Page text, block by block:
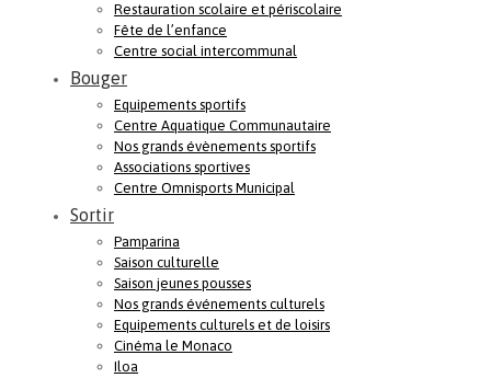
Restauration scolaire et périscolaire
Fête de l’enfance
Centre social intercommunal
Bouger
Equipements sportifs
Centre Aquatique Communautaire
Nos grands évènements sportifs
Associations sportives
Centre Omnisports Municipal
Sortir
Pamparina
Saison culturelle
Saison jeunes pousses
Nos grands événements culturels
Equipements culturels et de loisirs
Cinéma le Monaco
Iloa